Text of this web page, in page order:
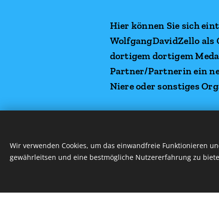
Hier können Sie sich
WolfgangDavidZello als
dortigem dortigem
Partner/Partnerin ein
Niere oder sonstiges
unsere Website
ihnen weiter
Wir verwenden Cookies, um das einwandfreie Funktionieren
gewährleitsen und eine bestmögliche Nutzererfahrung zu